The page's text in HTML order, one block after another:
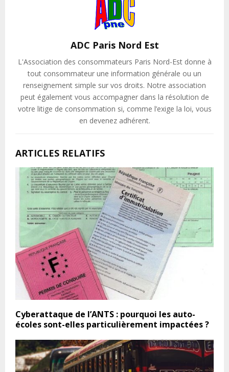
ADC Paris Nord Est
L'Association des consommateurs Paris Nord-Est donne à
tout consommateur une information générale ou un
renseignement simple sur vos droits. Notre association
peut également vous accompagner dans la résolution de
votre litige de consommation si, comme l’exige la loi, vous
en devenez adhérent.
ARTICLES RELATIFS
Cyberattaque de l’ANTS : pourquoi les auto-
écoles sont-elles particulièrement impactées ?